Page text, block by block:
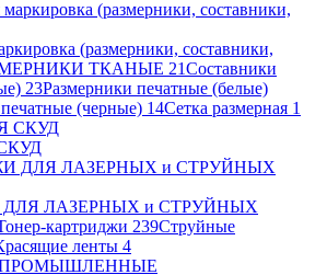
(размерники, составники,
ТКАНЫЕ 21Составники
23Размерники печатные (белые)
(черные) 14Сетка размерная 1
ЛАЗЕРНЫХ и СТРУЙНЫХ
картриджи 239Струйные
ленты 4